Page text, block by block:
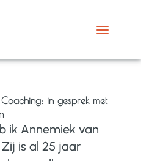
in gesprek met
ik Annemiek van
is al 25 jaar